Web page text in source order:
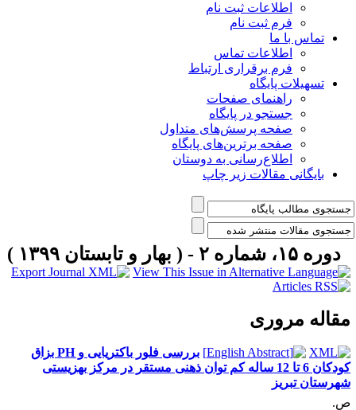
اطلاعات ثبت نام
فرم ثبت نام
تماس با ما
اطلاعات تماس
فرم برقراری ارتباط
تسهیلات پایگاه
راهنمای صفحات
جستجو در پایگاه
صفحه پرسش‌های متداول
صفحه برترین‌های پایگاه
اطلاع‌رسانی به دوستان
بایگانی مقالات زیر چاپ
دوره ۱۵، شماره ۲ - ( بهار و تابستان ۱۳۹۹ )
مروری
بررسی فلور باکتریایی و PH بزاق
کودکان 6 تا 12 ساله کم توان ذهنی مستقر در مرکز بهزیستی
تبریز